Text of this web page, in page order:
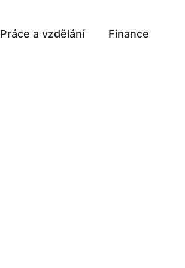
Práce a vzdělání Finance